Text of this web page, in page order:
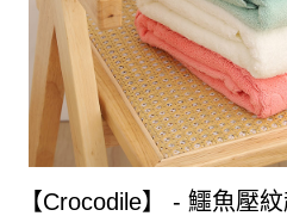
【Crocodile】 - 鱷魚壓